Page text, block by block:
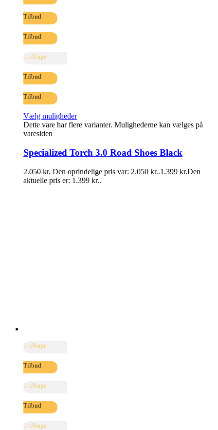
Tilbud
Tilbud
1 tilbage
Tilbud
Tilbud
Vælg muligheder
Dette vare har flere varianter. Mulighederne kan vælges på
varesiden
Specialized Torch 3.0 Road Shoes Black
2.050kr. Den oprindelige pris var: 2.050 kr..1.399 kr.Den
aktuelle pris er: 1.399 kr..
1 tilbage
Tilbud
1 tilbage
Tilbud
1 tilbage